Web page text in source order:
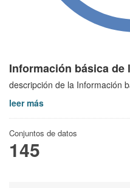
Información básica de
descripción de la Información
leer más
Conjuntos de datos
145